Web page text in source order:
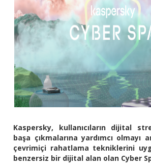
Kaspersky, kullanıcıların dijital
başa çıkmalarına yardımcı olmayı
çevrimiçi rahatlama tekniklerini
benzersiz bir dijital alan olan Cyber